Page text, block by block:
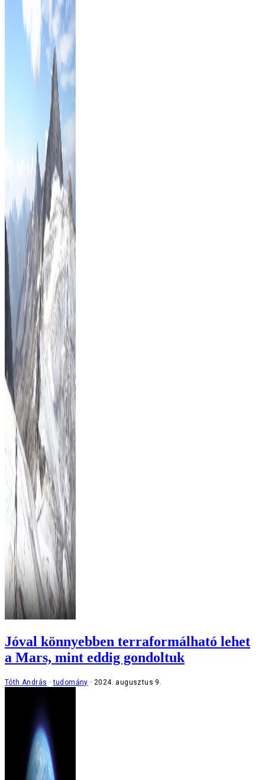
Jóval könnyebben terraformálható lehet
a Mars, mint eddig gondoltuk
Tóth András tudomány 2024. augusztus 9.